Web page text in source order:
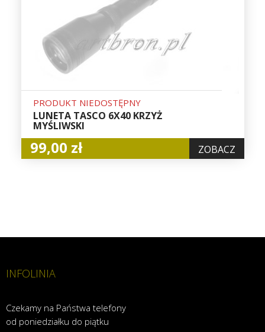
PRODUKT NIEDOSTĘPNY
LUNETA TASCO 6X40 KRZYŻ
MYŚLIWSKI
99,00 zł ZOBACZ
INFOLINIA
Czekamy na Państwa telefony
od poniedziałku do piątku